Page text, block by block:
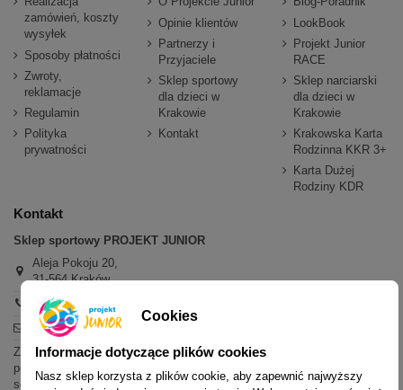
zamówień, koszty
wysyłek
Sposoby płatności
Zwroty,
reklamacje
Regulamin
Polityka
prywatności
Opinie klientów
Partnerzy i
Przyjaciele
Sklep sportowy
dla dzieci w
Krakowie
Kontakt
LookBook
Projekt Junior
RACE
Sklep narciarski
dla dzieci w
Krakowie
Krakowska Karta
Rodzinna KKR 3+
Karta Dużej
Rodziny KDR
Kontakt
Sklep sportowy PROJEKT JUNIOR
Aleja Pokoju 20,
31-564 Kraków
+48 600 779 897
sklep@projektjunior.pl
Zapraszamy do sklepu stacjonarnego:
poniedziałek - piątek: 11.00-19.00
sobota: 10.00-14.00
Cookies
Informacje dotyczące plików cookies
Nasz sklep korzysta z plików cookie, aby zapewnić najwyższy